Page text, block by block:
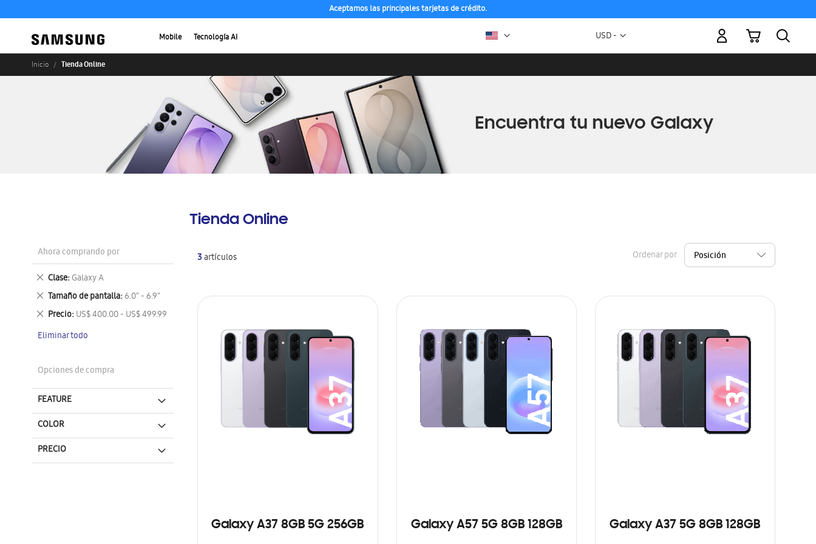
Aceptamos las principales tarjetas de crédito.
Mobile Tecnología AI Moneda
USD -
Mi carrito
Inicio Tienda Online
Tienda Online
3artículos Ordenar por
Galaxy A37 8GB 5G 256GB Galaxy A57 5G 8GB 128GB Galaxy A37 5G 8GB 128GB
Ahora comprando por
Clase Galaxy A
Eliminar
este
artículo
Tamaño de pantalla 6.0" - 6.9"
Eliminar
este
artículo
Precio US$ 400.00 - US$ 499.99
Eliminar
artículo
Eliminar todo
Opciones de compra
FEATURE
COLOR
PRECIO